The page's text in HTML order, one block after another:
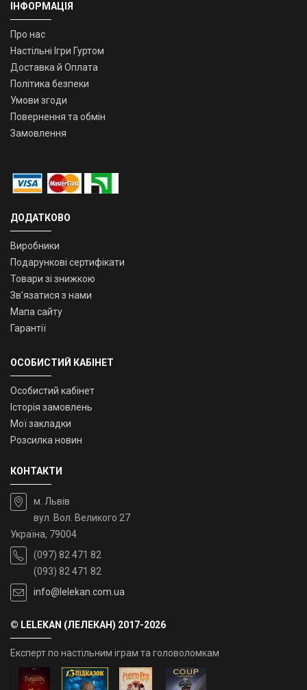
ІНФОРМАЦІЯ
Про нас
Настільні Ігри Гуртом
Доставка й Оплата
Політика безпеки
Умови згоди
Повернення та обмін
Замовлення
ДОДАТКОВО
Виробники
Подарункові сертифікати
Товари зі знижкою
Зв’язатися з нами
Мапа сайту
Гарантії
ОСОБИСТИЙ КАБІНЕТ
Особистий кабінет
Історія замовлень
Мої закладки
Розсилка новин
КОНТАКТИ
м. Львів
вул. Вол. Великого 27
Україна, 79004
(097) 82 471 82
(093) 82 471 82
info@lelekan.com.ua
© LELEKAN (ЛЕЛЕКАН) 2017-2026
Експерт по настільним іграм та головоломкам